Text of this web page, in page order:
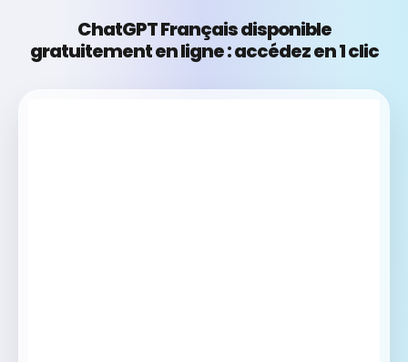
ChatGPT Français disponible
gratuitement en ligne : accédez en 1 clic